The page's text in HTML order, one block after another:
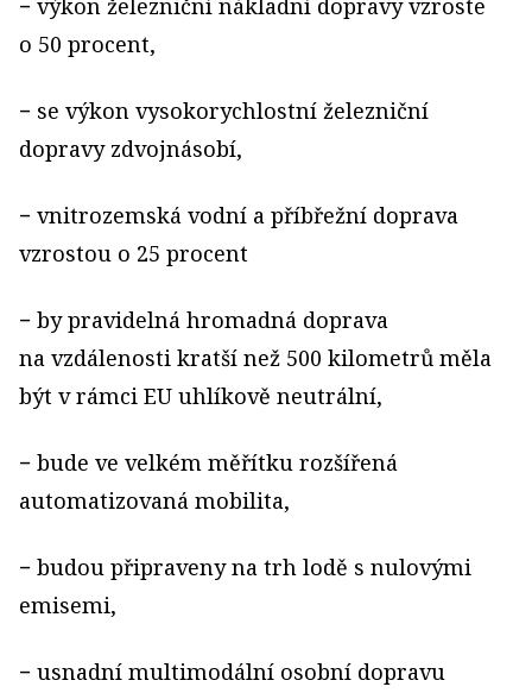
− výkon železniční nákladní dopravy vzroste
o 50 procent,
− se výkon vysokorychlostní železniční
dopravy zdvojnásobí,
− vnitrozemská vodní a příbřežní doprava
vzrostou o 25 procent
− by pravidelná hromadná doprava
na vzdálenosti kratší než 500 kilometrů měla
být v rámci EU uhlíkově neutrální,
− bude ve velkém měřítku rozšířená
automatizovaná mobilita,
− budou připraveny na trh lodě s nulovými
emisemi,
− usnadní multimodální osobní dopravu